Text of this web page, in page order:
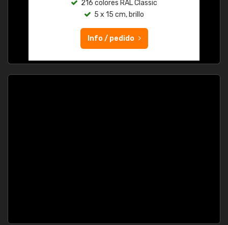
216 colores RAL Classic
5 x 15 cm, brillo
Info / pedido